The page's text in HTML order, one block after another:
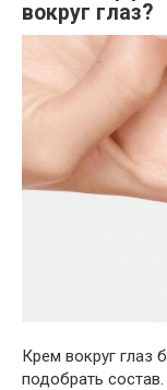
вокруг глаз?
Крем вокруг глаз
подобрать состав.